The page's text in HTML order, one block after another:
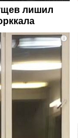
лишил
i